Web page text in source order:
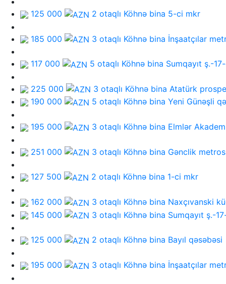
125 000 2 otaqlı Köhnə bina 5-ci mkr
185 000 3 otaqlı Köhnə bina İnşaatçılar
117 000 5 otaqlı Köhnə bina Sumqayıt ş.-
225 000 3 otaqlı Köhnə bina Atatürk
190 000
5 otaqlı Köhnə bina Yeni Günəşli
195 000 3 otaqlı Köhnə bina Elmlər
251 000 3 otaqlı Köhnə bina Gənclik
127 500 2 otaqlı Köhnə bina 1-ci mkr
162 000 3 otaqlı Köhnə bina Naxçıvanski
145 000
3 otaqlı Köhnə bina Sumqayıt ş.-
125 000 2 otaqlı Köhnə bina Bayıl qəsəbəsi
195 000 3 otaqlı Köhnə bina İnşaatçılar